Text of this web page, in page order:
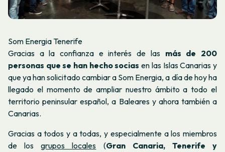
Som Energia Tenerife
Gracias a la confianza e interés de las más de 200
personas que se han hecho socias en las Islas Canarias y
que ya han solicitado cambiar a Som Energia, a día de hoy ha
llegado el momento de ampliar nuestro ámbito a todo el
territorio peninsular español, a Baleares y ahora también a
Canarias.
Gracias a todos y a todas, y especialmente a los miembros
de losgrupos locales (Gran Canaria, Tenerife y